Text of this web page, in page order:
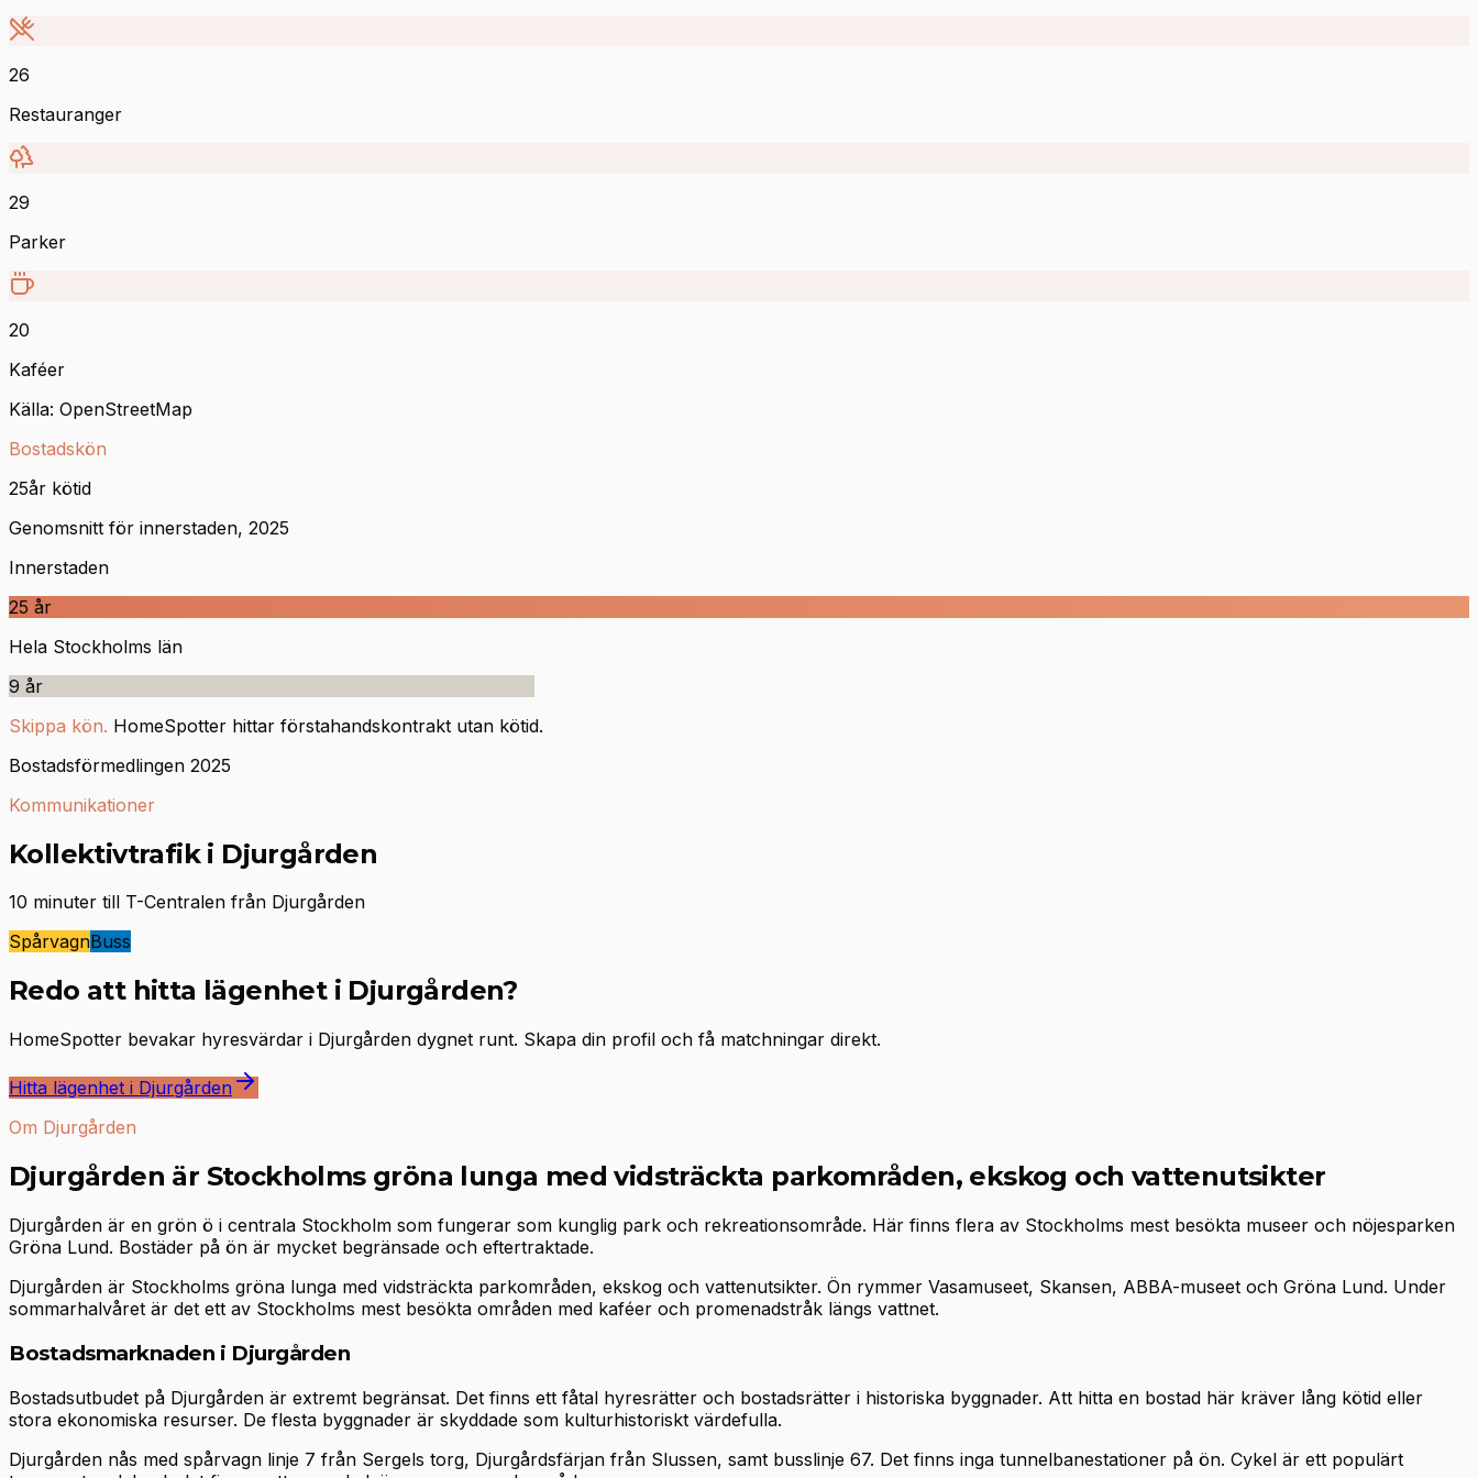
26
Restauranger
29
Parker
20
Kaféer
Källa: OpenStreetMap
Bostadskön
25år kötid
Genomsnitt för innerstaden, 2025
Innerstaden
25 år
Hela Stockholms län
9 år
Skippa kön. HomeSpotter hittar förstahandskontrakt utan kötid.
Bostadsförmedlingen 2025
Kommunikationer
Kollektivtrafik i Djurgården
10 minuter till T-Centralen från Djurgården
SpårvagnBuss
Redo att hitta lägenhet i Djurgården?
HomeSpotter bevakar hyresvärdar i Djurgården dygnet runt. Skapa din profil och få matchningar direkt.
Hitta lägenhet i Djurgården
Om Djurgården
Djurgården är Stockholms gröna lunga med vidsträckta parkområden, ekskog och vattenutsikter
Djurgården är en grön ö i centrala Stockholm som fungerar som kunglig park och rekreationsområde. Här finns flera av Stockholms mest besökta museer och nöjesparken
Gröna Lund. Bostäder på ön är mycket begränsade och eftertraktade.
Djurgården är Stockholms gröna lunga med vidsträckta parkområden, ekskog och vattenutsikter. Ön rymmer Vasamuseet, Skansen, ABBA-museet och Gröna Lund. Under
sommarhalvåret är det ett av Stockholms mest besökta områden med kaféer och promenadstråk längs vattnet.
Bostadsmarknaden i Djurgården
Bostadsutbudet på Djurgården är extremt begränsat. Det finns ett fåtal hyresrätter och bostadsrätter i historiska byggnader. Att hitta en bostad här kräver lång kötid eller
stora ekonomiska resurser. De flesta byggnader är skyddade som kulturhistoriskt värdefulla.
Djurgården nås med spårvagn linje 7 från Sergels torg, Djurgårdsfärjan från Slussen, samt busslinje 67. Det finns inga tunnelbanestationer på ön. Cykel är ett populärt